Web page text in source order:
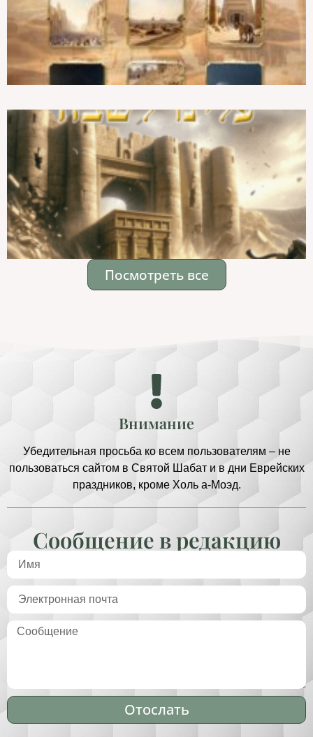
Посмотреть все
Внимание
Убедительная просьба ко всем пользователям – не
пользоваться сайтом в Святой Шабат и в дни Еврейских
праздников, кроме Холь а-Моэд.
Сообщение в редакцию
Отослать